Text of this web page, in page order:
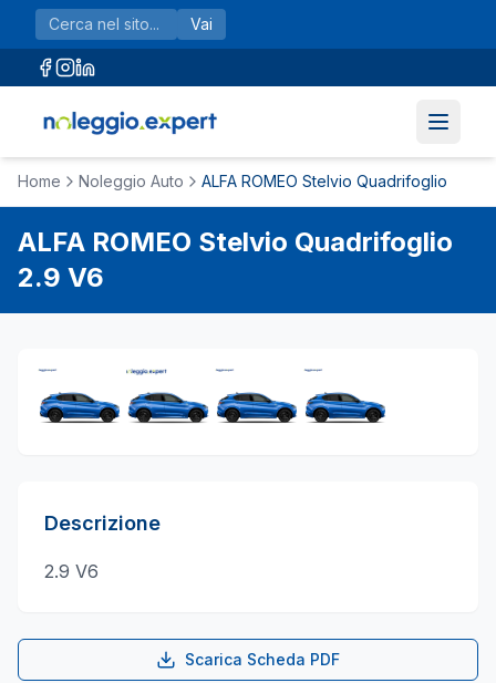
Vai al contenuto principale
Vai
Home Noleggio Auto ALFA ROMEO Stelvio Quadrifoglio
ALFA ROMEO Stelvio Quadrifoglio
2.9 V6
Descrizione
2.9 V6
Scarica Scheda PDF